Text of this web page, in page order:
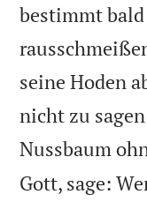
bestimmt
seine Hoden
nicht zu
Nussbaum
Gott, sage: